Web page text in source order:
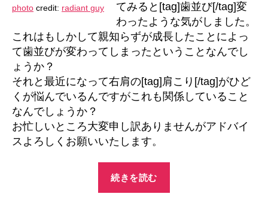
photo credit: radiant guy
てみると[tag]歯並び[/tag]変
わったような気がしました。
これはもしかして親知らずが成長したことによっ
て歯並びが変わってしまったということなんでし
ょうか？
それと最近になって右肩の[tag]肩こり[/tag]がひど
くが悩んでいるんですがこれも関係していること
なんでしょうか？
お忙しいところ大変申し訳ありませんがアドバイ
スよろしくお願いいたします。
続きを読む